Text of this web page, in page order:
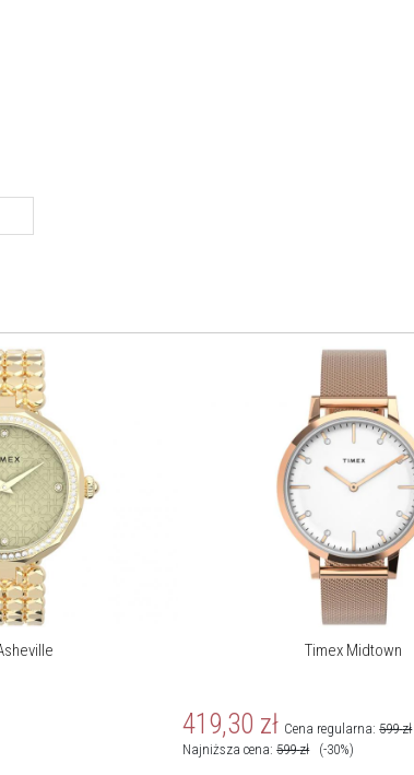
lubiana i wiarygodna – jej czasomierze są
i niezawodne, nie brakuje też wśród nich
ikon, do których Timex właśnie wraca.
Timex Midtown
419,30 zł Cena regularna:599 zł
Najniższa cena:599 zł (-30%)